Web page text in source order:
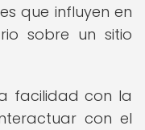
que influyen en
sobre un sitio
facilidad con la
con el